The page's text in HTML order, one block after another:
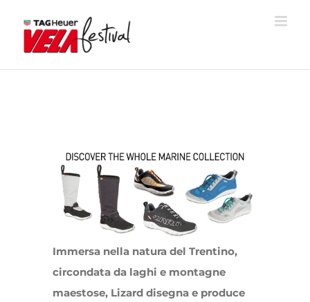
content
Larger
Image
Immersa nella natura del Trentino,
circondata da laghi e montagne
maestose, Lizard disegna e produce